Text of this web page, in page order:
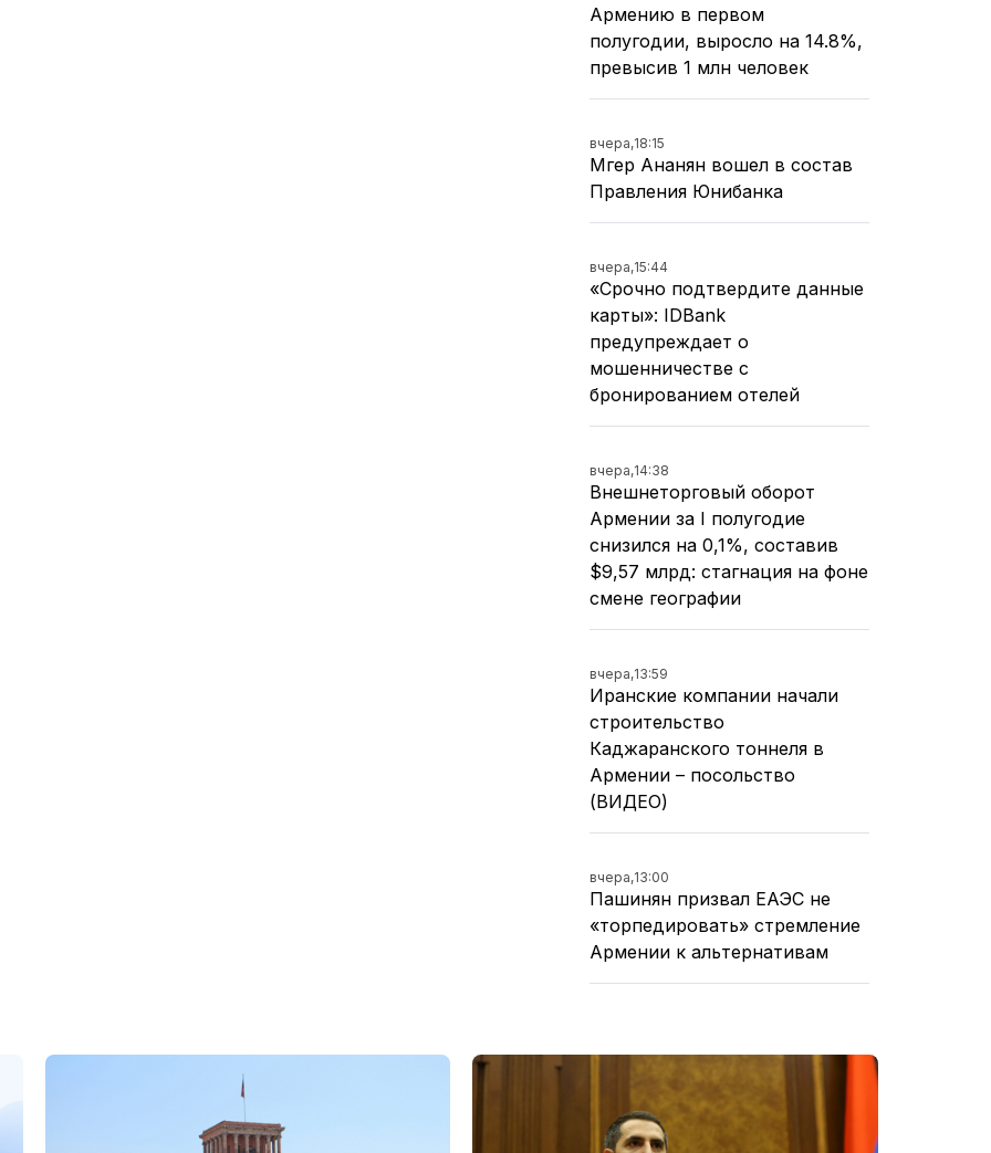
Армению в первом
полугодии, выросло на 14.8%,
превысив 1 млн человек
вчера,18:15
Мгер Ананян вошел в состав
Правления Юнибанка
вчера,15:44
«Срочно подтвердите данные
карты»: IDBank
предупреждает о
мошенничестве с
бронированием отелей
вчера,14:38
Внешнеторговый оборот
Армении за I полугодие
снизился на 0,1%, составив
$9,57 млрд: стагнация на фоне
смене географии
вчера,13:59
Иранские компании начали
строительство
Каджаранского тоннеля в
Армении – посольство
(ВИДЕО)
вчера,13:00
Пашинян призвал ЕАЭС не
«торпедировать» стремление
Армении к альтернативам